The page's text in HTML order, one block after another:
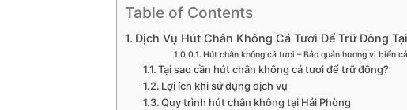
Table of Contents
Dịch Vụ Hút Chân Không Cá Tươi Để Trữ Đông
Hút chân không cá tươi – Bảo quản hương vị biển
Tại sao cần hút chân không cá tươi để trữ đông?
Lợi ích khi sử dụng dịch vụ
Quy trình hút chân không tại Hải Phòng